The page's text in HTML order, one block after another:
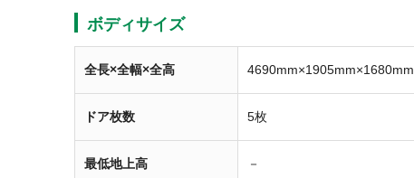
ボディサイズ
全長×全幅×全高 4690mm×1905mm×1680mm
ドア枚数 5枚
最低地上高 －